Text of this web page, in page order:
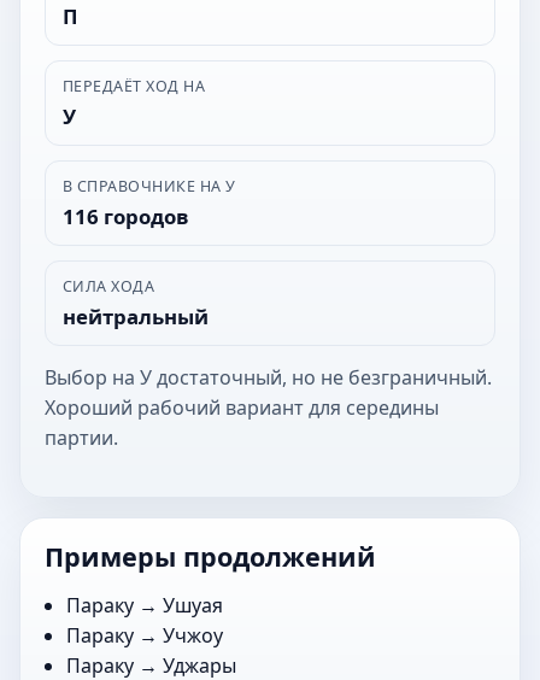
П
ПЕРЕДАЁТ ХОД НА
У
В СПРАВОЧНИКЕ НА У
116 городов
СИЛА ХОДА
нейтральный
Выбор на У достаточный, но не безграничный.
Хороший рабочий вариант для середины
партии.
Примеры продолжений
Параку →Ушуая
Параку →Учжоу
Параку →Уджары